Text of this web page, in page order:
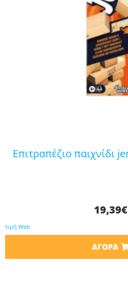
επιτραπέζιο παιχνίδι
19,39€
τιμή Web
ΑΓΟΡΆ